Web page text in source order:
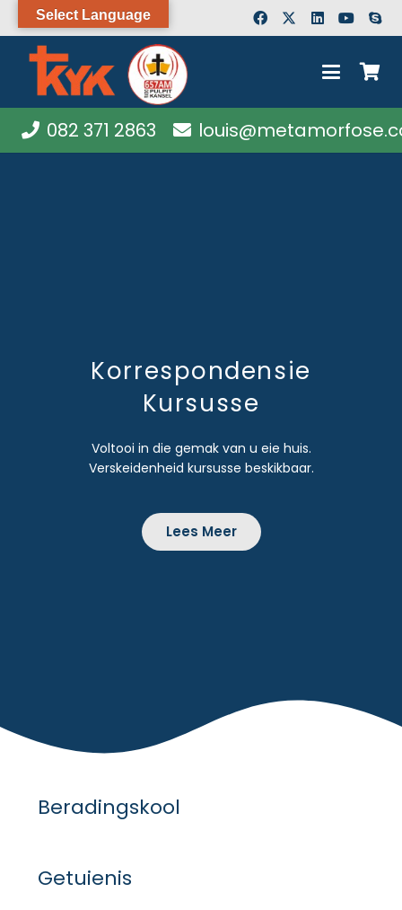
082 371 2863
Korrespondensie
Kursusse
Voltooi in die gemak van u eie huis.
Verskeidenheid kursusse beskikbaar.
Lees Meer
Beradingskool
Getuienis
Select Language